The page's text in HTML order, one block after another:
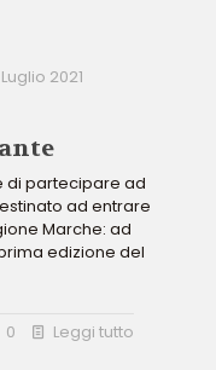
2021
di partecipare ad
ad entrare
Marche: ad
edizione del
0 Leggi tutto